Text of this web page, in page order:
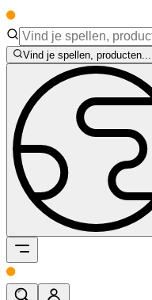
Vind je spellen, producten...